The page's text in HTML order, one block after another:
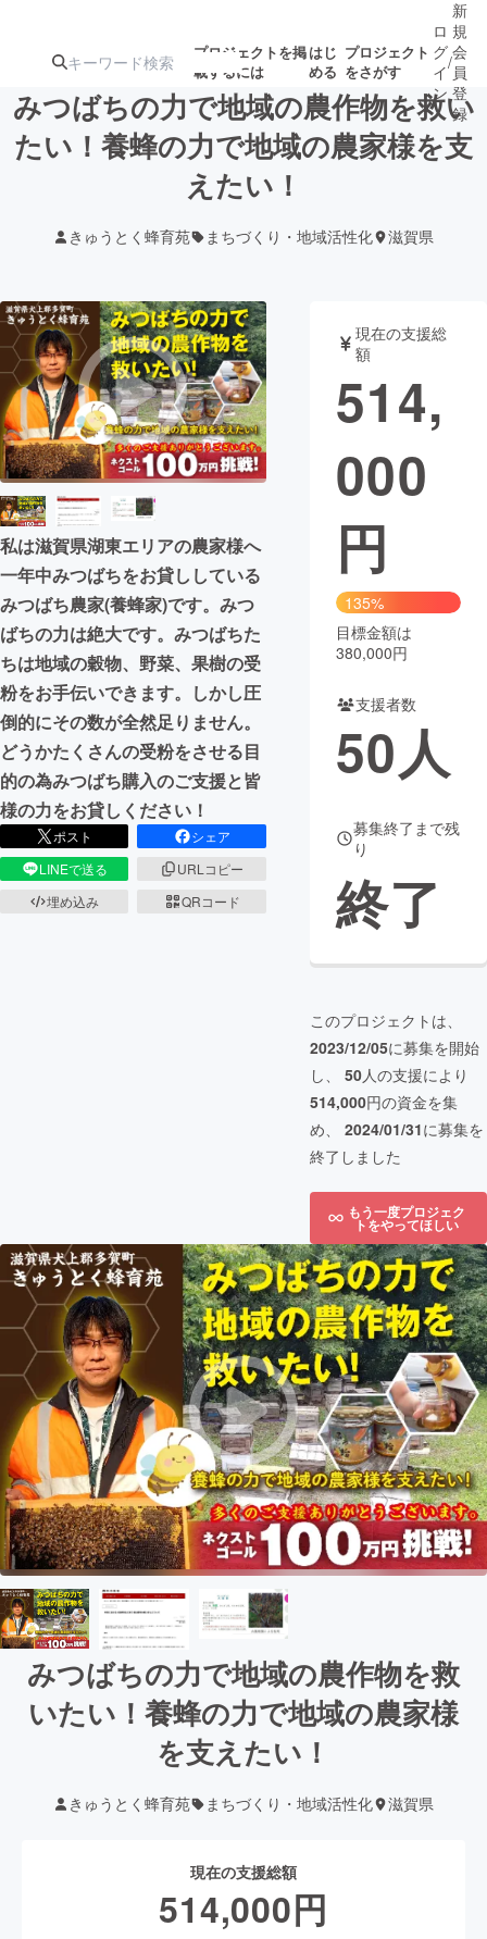
プロジェクトを掲
載するには
はじ
める
プロジェクト
をさがす
注目の新着プロ 募集終了が近いプ
テクノロジー・ガジェット
映像・映画 書籍・雑誌
ビジネス・起業 チャレンジ
CAMPFIRE for Social Good
CAMPFIRE Creation
CAMPFIREふるさと納税machi-ya コミュニティ
ロ
グ
イ
ン
/
新
規
会
員
登
録
みつばちの力で地域の農作物を救い
たい！養蜂の力で地域の農家様を支
えたい！
きゅうとく蜂育苑 まちづくり・地域活性化 滋賀県
私は滋賀県湖東エリアの農家様へ
一年中みつばちをお貸ししている
みつばち農家(養蜂家)です。みつ
ばちの力は絶大です。みつばちた
ちは地域の穀物、野菜、果樹の受
粉をお手伝いできます。しかし圧
倒的にその数が全然足りません。
どうかたくさんの受粉をさせる目
的の為みつばち購入のご支援と皆
様の力をお貸しください！
ポスト
シェア
LINEで送る
URLコピー
埋め込み
QRコード
現在の支援総
額
514,
000
円
135%
目標金額は
380,000円
支援者数
50人
募集終了まで残
り
終了
このプロジェクトは、
2023/12/05に募集を開始
し、 50人の支援により
514,000円の資金を集
め、 2024/01/31に募集を
終了しました
もう一度プロジェク
トをやってほしい
みつばちの力で地域の農作物を救
いたい！養蜂の力で地域の農家様
を支えたい！
きゅうとく蜂育苑 まちづくり・地域活性化 滋賀県
現在の支援総額
514,000円